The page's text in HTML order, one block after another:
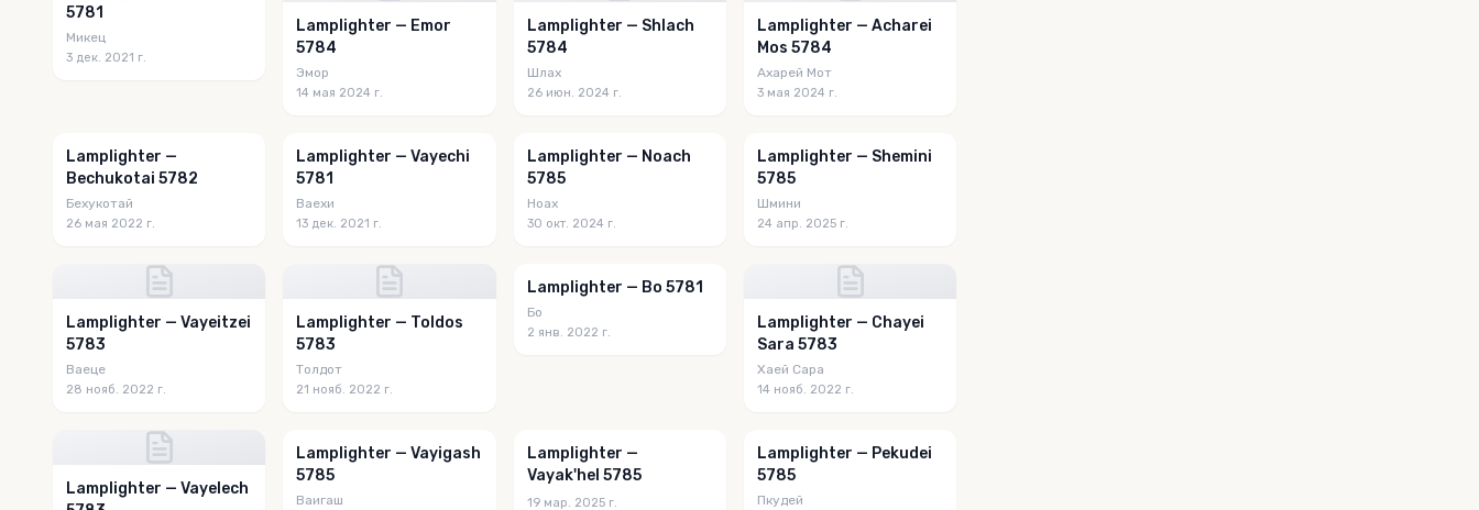
5781
Микец
3 дек. 2021 г.
Lamplighter — Emor
5784
Эмор
14 мая 2024 г.
Lamplighter — Shlach
5784
Шлах
26 июн. 2024 г.
Lamplighter — Acharei
Mos 5784
Ахарей Мот
3 мая 2024 г.
Lamplighter —
Bechukotai 5782
Бехукотай
26 мая 2022 г.
Lamplighter — Vayechi
5781
Ваехи
13 дек. 2021 г.
Lamplighter — Noach
5785
Ноах
30 окт. 2024 г.
Lamplighter — Shemini
5785
Шмини
24 апр. 2025 г.
Lamplighter — Vayeitzei
5783
Ваеце
28 нояб. 2022 г.
Lamplighter — Toldos
5783
Толдот
21 нояб. 2022 г.
Lamplighter — Bo 5781
Бо
2 янв. 2022 г.
Lamplighter — Chayei
Sara 5783
Хаей Сара
14 нояб. 2022 г.
Lamplighter — Vayelech
Lamplighter — Vayigash
5785
Ваигаш
Lamplighter —
Vayak'hel 5785
19 мар. 2025 г.
Lamplighter — Pekudei
5785
Пкудей